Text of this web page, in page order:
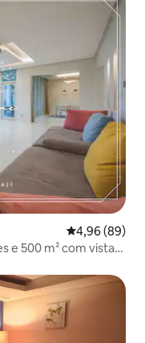
4,96 de uma
4,96 (89)
e 500 m² com vista